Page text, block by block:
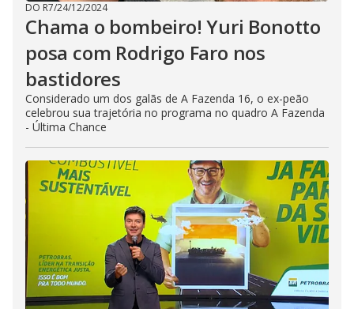
DO R7/24/12/2024
Chama o bombeiro! Yuri Bonotto
posa com Rodrigo Faro nos
bastidores
Considerado um dos galãs de A Fazenda 16, o ex-peão
celebrou sua trajetória no programa no quadro A Fazenda
- Última Chance